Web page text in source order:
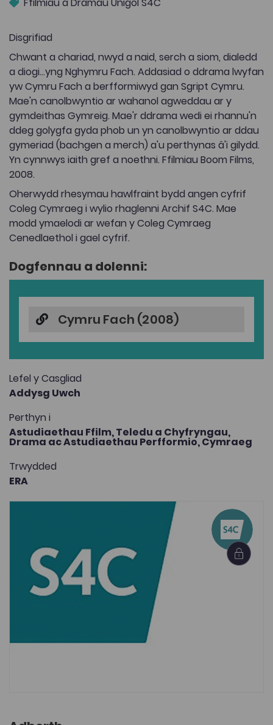
Disgrifiad
Chwant a chariad, nwyd a naid, serch a siom, dialedd
a diogi...yng Nghymru Fach. Addasiad o ddrama lwyfan
yw Cymru Fach a berfformiwyd gan Sgript Cymru.
Mae'n canolbwyntio ar wahanol agweddau ar y
gymdeithas Gymreig. Mae'r ddrama wedi ei rhannu'n
ddeg golygfa gyda phob un yn canolbwyntio ar ddau
gymeriad (bachgen a merch) a'u perthynas â'i gilydd.
Yn cynnwys iaith gref a noethni. Ffilmiau Boom Films,
2008.
Oherwydd rhesymau hawlfraint bydd angen cyfrif
Coleg Cymraeg i wylio rhaglenni Archif S4C. Mae
modd ymaelodi ar wefan y Coleg Cymraeg
Cenedlaethol i gael cyfrif.
Dogfennau a dolenni:
Cymru Fach (2008)
Lefel y Casgliad
Addysg Uwch
Perthyn i
Astudiaethau Ffilm, Teledu a Chyfryngau,
Drama ac Astudiaethau Perfformio,Cymraeg
Trwydded
ERA